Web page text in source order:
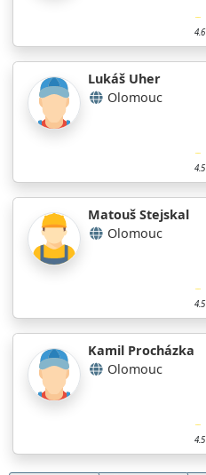
4.6
Lukáš Uher
Olomouc
4.5
Matouš Stejskal
Olomouc
4.5
Kamil Procházka
Olomouc
4.5